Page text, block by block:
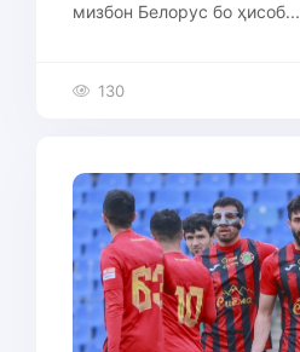
мизбон Белорус бо ҳисоб...
130